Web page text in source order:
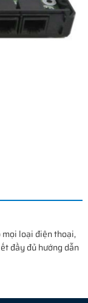
mọi loại điện thoại,
đầy đủ hướng dẫn